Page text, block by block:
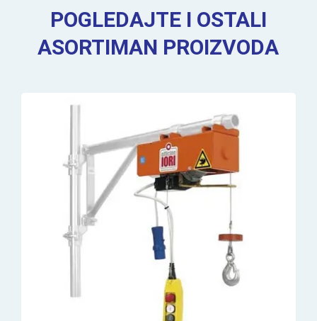
POGLEDAJTE I OSTALI
ASORTIMAN PROIZVODA